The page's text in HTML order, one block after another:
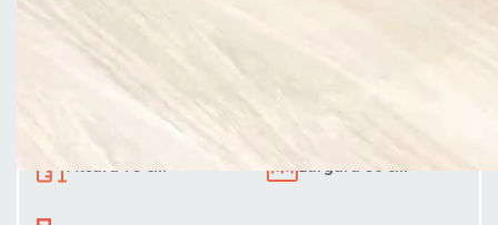
Altura 79 cm Largura 90 cm